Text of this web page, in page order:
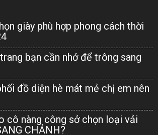
giày phù hợp phong cách thời
bạn cần nhớ để trông sang
đồ diện hè mát mẻ chị em nên
cô nàng công sở chọn loại vải
CHẢNH?